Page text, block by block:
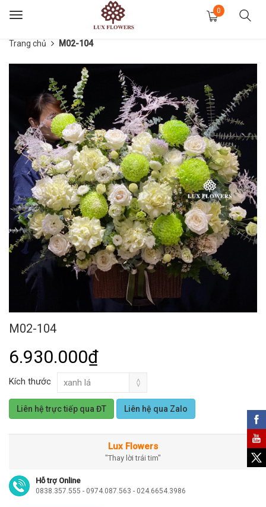
Toggle
0
Trang chủ M02-104
M02-104
6.930.000₫
Kích thước
Liên hệ trực tiếp qua ĐT Liên hệ qua Zalo
Lux Flowers
"Thay lời trái tim"
Hỗ trợ Online
0838.357.555 - 0974.087.563 - 024.6654.3986